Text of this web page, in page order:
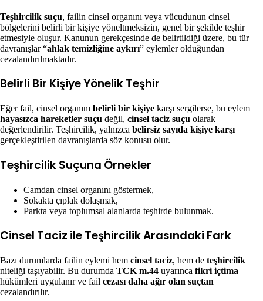
Teşhircilik suçu, failin cinsel organını veya vücudunun cinsel
bölgelerini belirli bir kişiye yöneltmeksizin, genel bir şekilde teşhir
etmesiyle oluşur. Kanunun gerekçesinde de belirtildiği üzere, bu tür
davranışlar “ahlak temizliğine aykırı” eylemler olduğundan
cezalandırılmaktadır.
Belirli Bir Kişiye Yönelik Teşhir
Eğer fail, cinsel organını belirli bir kişiye karşı sergilerse, bu eylem
hayasızca hareketler suçu değil, cinsel taciz suçu olarak
değerlendirilir. Teşhircilik, yalnızca belirsiz sayıda kişiye karşı
gerçekleştirilen davranışlarda söz konusu olur.
Teşhircilik Suçuna Örnekler
Camdan cinsel organını göstermek,
Sokakta çıplak dolaşmak,
Parkta veya toplumsal alanlarda teşhirde bulunmak.
Cinsel Taciz ile Teşhircilik Arasındaki Fark
Bazı durumlarda failin eylemi hem cinsel taciz, hem de teşhircilik
niteliği taşıyabilir. Bu durumda TCK m.44 uyarınca fikri içtima
hükümleri uygulanır ve fail cezası daha ağır olan suçtan
cezalandırılır.